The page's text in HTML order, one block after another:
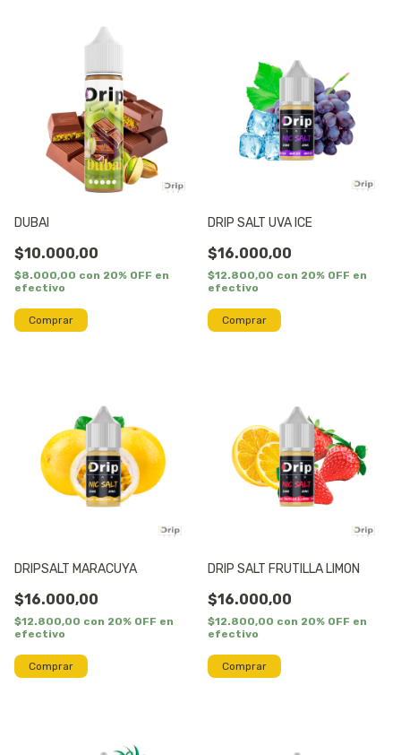
DUBAI
$10.000,00
$8.000,00 con 20% OFF en
efectivo
Comprar
DRIP SALT UVA ICE
$16.000,00
$12.800,00 con 20% OFF en
efectivo
DRIPSALT MARACUYA
$16.000,00
$12.800,00 con 20% OFF en
efectivo
DRIP SALT FRUTILLA LIMON
$16.000,00
$12.800,00 con 20% OFF en
efectivo